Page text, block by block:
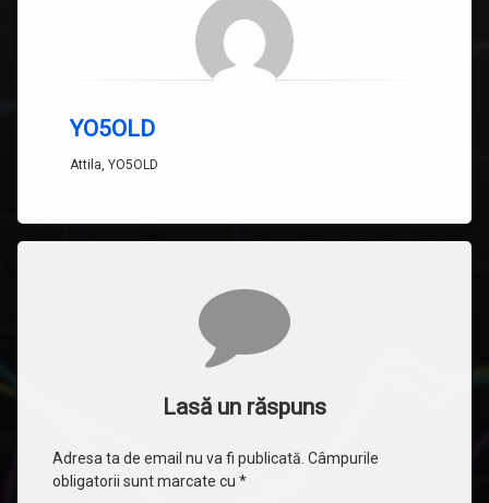
YO5OLD
Attila, YO5OLD
Lasă un răspuns
Adresa ta de email nu va fi publicată. Câmpurile
obligatorii sunt marcate cu *